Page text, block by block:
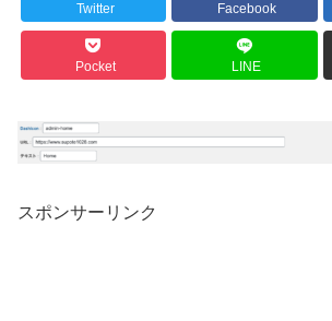
Twitter Facebook
Pocket LINE
スポンサーリンク